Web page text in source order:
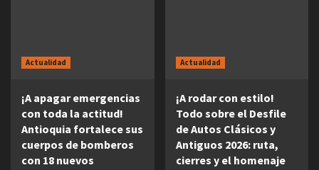
Actualidad
¡A apagar emergencias
con toda la actitud!
Antioquia fortalece sus
cuerpos de bomberos
con 18 nuevos
Actualidad
¡A rodar con estilo!
Todo sobre el Desfile
de Autos Clásicos y
Antiguos 2026: ruta,
cierres y el homenaje